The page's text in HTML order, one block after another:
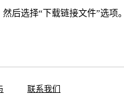
后选择“下载链接文件”选项。
联系我们